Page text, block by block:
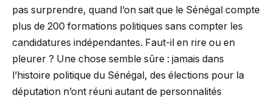
pas surprendre, quand l’on sait que le Sénégal compte
plus de 200 formations politiques sans compter les
candidatures indépendantes. Faut-il en rire ou en
pleurer ? Une chose semble sûre : jamais dans
l’histoire politique du Sénégal, des élections pour la
députation n’ont réuni autant de personnalités